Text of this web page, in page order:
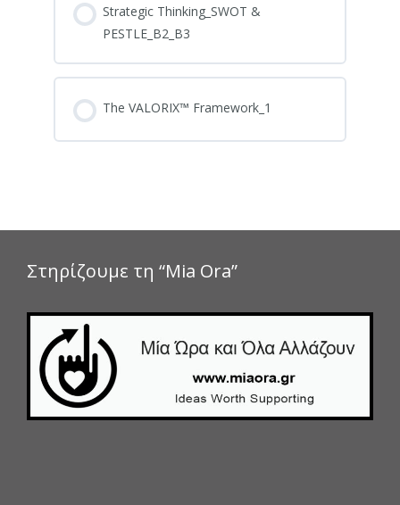
Strategic Thinking_SWOT &
PESTLE_B2_B3
The VALORIX™ Framework_1
Στηρίζουμε τη “Mia Ora”